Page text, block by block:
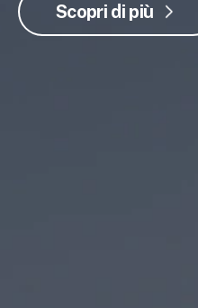
Scopri di più